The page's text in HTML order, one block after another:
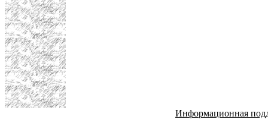
Информационная